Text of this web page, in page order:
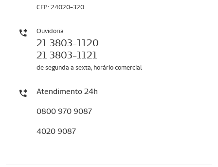
CEP: 24020-320
Ouvidoria
21 3803-1120
21 3803-1121
de segunda a sexta, horário comercial
Atendimento 24h
0800 970 9087
4020 9087